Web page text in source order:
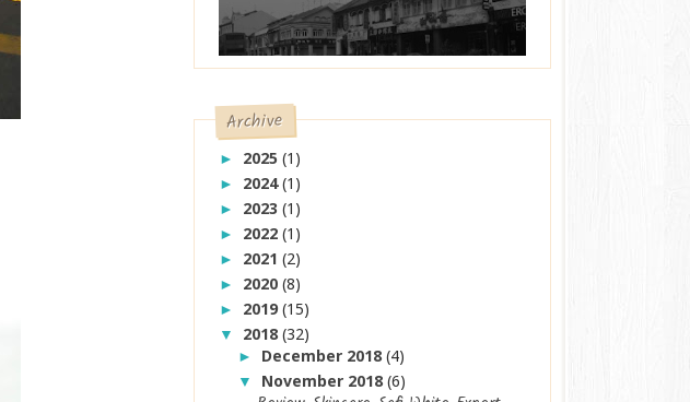
Archive
► 2025(1)
► 2024(1)
► 2023(1)
► 2022(1)
► 2021(2)
► 2020(8)
► 2019(15)
▼ 2018(32)
► December 2018(4)
▼ November 2018(6)